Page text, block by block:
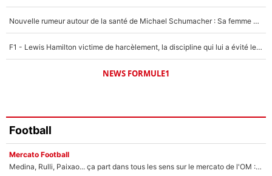
Nouvelle rumeur autour de la santé de Michael Schumacher : Sa femme Corinna sort du silence
F1 - Lewis Hamilton victime de harcèlement, la discipline qui lui a évité le pire : «J'aurais probablement mal tourné»
NEWS FORMULE1
Football
Mercato Football
Medina, Rulli, Paixao... ça part dans tous les sens sur le mercato de l'OM : Frank McCourt va enfin récupérer l'argent qu'il attend ?